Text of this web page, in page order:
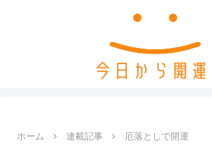
ホーム 連載記事 厄落としで開運